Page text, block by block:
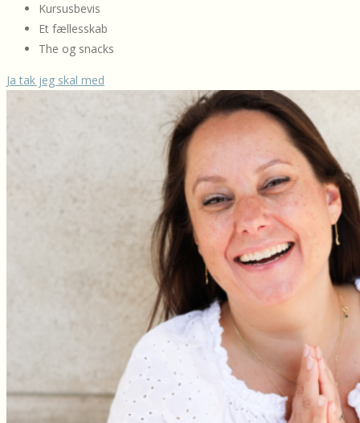
Kursusbevis
Et fællesskab
The og snacks
Ja tak jeg skal med